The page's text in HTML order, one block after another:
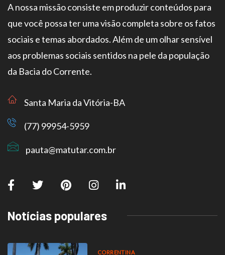
A nossa missão consiste em produzir conteúdos para
que você possa ter uma visão completa sobre os fatos
sociais e temas abordados. Além de um olhar sensível
aos problemas sociais sentidos na pele da população
da Bacia do Corrente.
Santa Maria da Vitória-BA
(77) 99954-5959
pauta@matutar.com.br
Notícias populares
CORRENTINA